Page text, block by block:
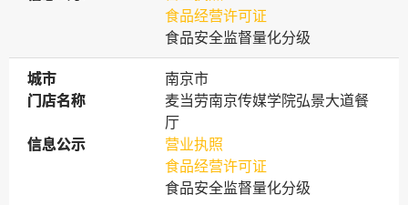
食品经营许可证
食品安全监督量化分级
城市
城市
南京市
门店名称
门店名称
麦当劳南京传媒学院弘景大道餐
厅
信息公示
信息公示
营业执照
食品经营许可证
食品安全监督量化分级